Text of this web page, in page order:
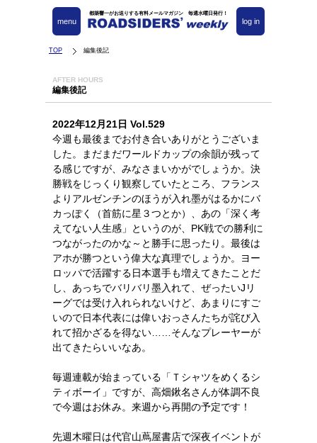
都築響一がお送りする有料メールマガジン 毎週水曜日発行！
log in
menu
TOP 編集後記
AFTER HOURS
編集後記
2022年12月21日 Vol.529
今週も最後までお付き合いありがとうございま
した。まだまだワールドカップの余韻が残って
る感じですが、みなさまいかがでしょうか。決
勝戦をじっくり観察していたところ、フランス
よりアルゼンチンのほうが入れ墨がはるかにバ
カっぽく（首筋に星３つとか）、あの「深く考
えてない人生感」というのが、PK戦での勝利に
つながったのかな～と勝手に思ったり。最後は
アホが勝つという偉大な真理でしょうか。ヨー
ロッパで活躍する日本選手も増えてきたことだ
し、あっちでバリバリ墨入れて、ぜったいJリ
ーグでは受け入れられないけど、あまりにすご
いので日本代表には偉いおっさんたちが詫び入
れて招かざるを得ない……そんなプレーヤーが
出てきたらいいなあ。
毎週連載が始まっている「Ｔシャツをめくるシ
ティボーイ」ですが、高畑鍬名さんが体調不良
で今週はお休み。来週から再開の予定です！
先週木曜日は代官山蔦屋書店で深夜イベントが